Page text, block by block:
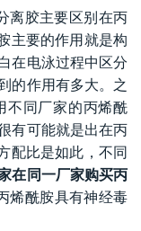
离胶主要区别在丙
主要的作用就是构
在电泳过程中区分
的作用有多大。之
不同厂家的丙烯酰
有可能就是出在丙
配比是如此，不同
在同一厂家购买丙
烯酰胺具有神经毒